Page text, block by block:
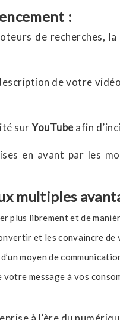
:
de recherches,
de votre
surYouTubeafin
en avant par les
multiples
plus librement et de
et les convaincre de
moyen de
message à vos